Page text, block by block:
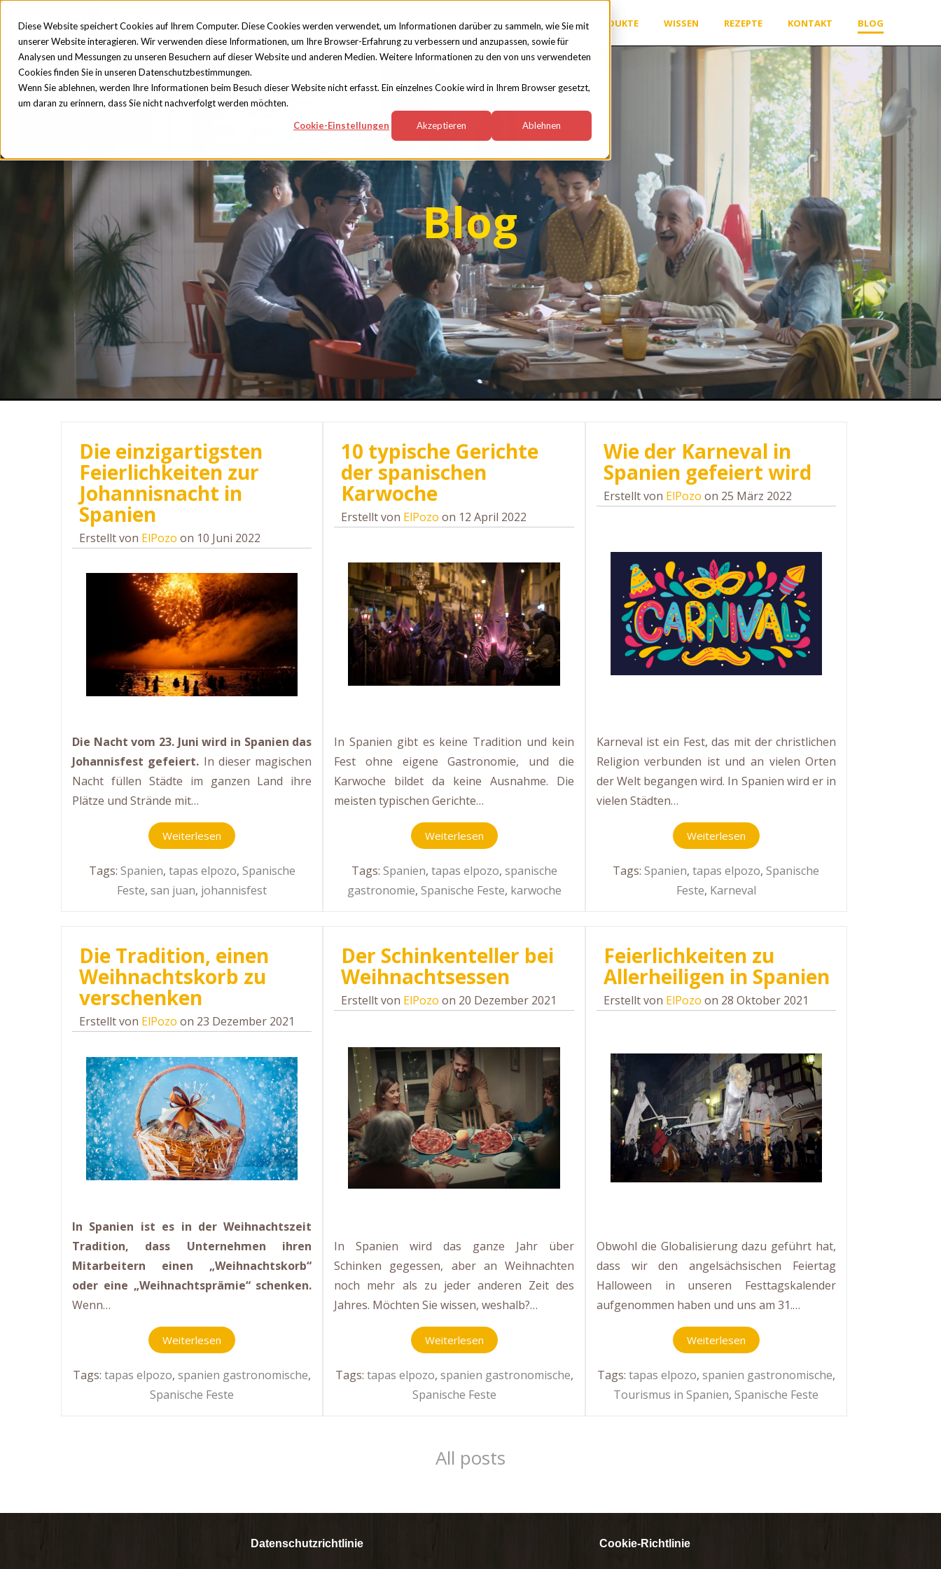
Diese Website speichert Cookies auf Ihrem Computer. Diese Cookies werden verwendet, um Informationen darüber zu sammeln, wie Sie mit
unserer Website interagieren. Wir verwenden diese Informationen, um Ihre Browser-Erfahrung zu verbessern und anzupassen, sowie für
Analysen und Messungen zu unseren Besuchern auf dieser Website und anderen Medien. Weitere Informationen zu den von uns verwendeten
Cookies finden Sie in unseren Datenschutzbestimmungen.
Wenn Sie ablehnen, werden Ihre Informationen beim Besuch dieser Website nicht erfasst. Ein einzelnes Cookie wird in Ihrem Browser gesetzt,
um daran zu erinnern, dass Sie nicht nachverfolgt werden möchten.
Cookie-Einstellungen Akzeptieren Ablehnen
HOME PRODUKTE WISSEN REZEPTE KONTAKT BLOG
Blog
Die einzigartigsten
Feierlichkeiten zur
Johannisnacht in
Spanien
Erstellt von ElPozo on 10 Juni 2022
Die Nacht vom 23. Juni wird in Spanien das
Johannisfest gefeiert. In dieser magischen
Nacht füllen Städte im ganzen Land ihre
Plätze und Strände mit…
Weiterlesen
Tags: Spanien, tapas elpozo, Spanische
Feste,san juan, johannisfest
10 typische Gerichte
der spanischen
Karwoche
Erstellt von ElPozo on 12 April 2022
In Spanien gibt es keine Tradition und kein
Fest ohne eigene Gastronomie, und die
Karwoche bildet da keine Ausnahme. Die
meisten typischen Gerichte…
Weiterlesen
Tags: Spanien, tapas elpozo, spanische
gastronomie, Spanische Feste, karwoche
Wie der Karneval in
Spanien gefeiert wird
Erstellt von ElPozo on 25 März 2022
Karneval ist ein Fest, das mit der christlichen
Religion verbunden ist und an vielen Orten
der Welt begangen wird. In Spanien wird er in
vielen Städten…
Weiterlesen
Tags:Spanien,tapas elpozo,Spanische
Feste, Karneval
Die Tradition, einen
Weihnachtskorb zu
verschenken
Erstellt von ElPozo on 23 Dezember 2021
In Spanien ist es in der Weihnachtszeit
Tradition, dass Unternehmen ihren
Mitarbeitern einen „Weihnachtskorb“
oder eine „Weihnachtsprämie“ schenken.
Wenn…
Weiterlesen
Tags:tapas elpozo,spanien gastronomische,
Spanische Feste
Der Schinkenteller bei
Weihnachtsessen
Erstellt von ElPozo on 20 Dezember 2021
In Spanien wird das ganze Jahr über
Schinken gegessen, aber an Weihnachten
noch mehr als zu jeder anderen Zeit des
Jahres. Möchten Sie wissen, weshalb?…
Weiterlesen
Tags: tapas elpozo, spanien gastronomische,
Spanische Feste
Feierlichkeiten zu
Allerheiligen in Spanien
Erstellt von ElPozo on 28 Oktober 2021
Obwohl die Globalisierung dazu geführt hat,
dass wir den angelsächsischen Feiertag
Halloween in unseren Festtagskalender
aufgenommen haben und uns am 31.…
Weiterlesen
Tags: tapas elpozo, spanien gastronomische,
Tourismus in Spanien,Spanische Feste
All posts
Datenschutzrichtlinie Cookie-Richtlinie